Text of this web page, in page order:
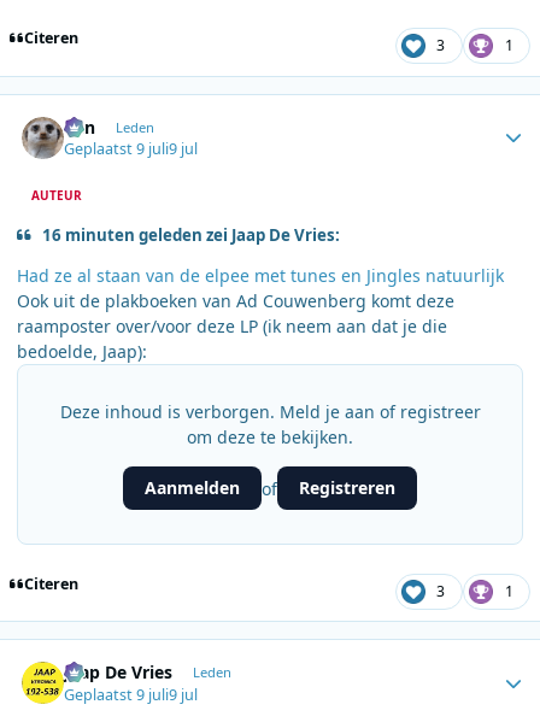
Citeren 3 1
Ben Leden
Geplaatst9 juli9 jul
AUTEUR
16 minuten geleden zei Jaap De Vries:
Had ze al staan van de elpee met tunes en Jingles natuurlijk
Ook uit de plakboeken van Ad Couwenberg komt deze
raamposter over/voor deze LP (ik neem aan dat je die
bedoelde, Jaap):
Deze inhoud is verborgen. Meld je aan of registreer
om deze te bekijken.
Aanmelden of Registreren
Citeren 3 1
Jaap De Vries Leden
Geplaatst9 juli9 jul